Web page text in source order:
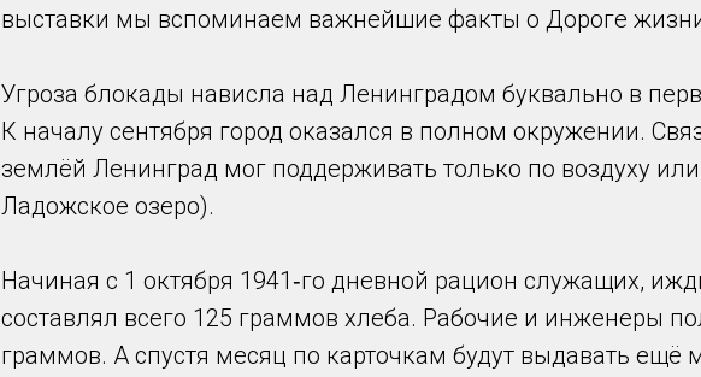
выставки мы вспоминаем важнейшие факты о Дороге
Угроза блокады нависла над Ленинградом буквально в
К началу сентября город оказался в полном окружении.
землёй Ленинград мог поддерживать только по воздуху
Ладожское озеро).
Начиная с 1 октября 1941‑го дневной рацион служащих,
составлял всего 125 граммов хлеба. Рабочие и инженеры
граммов. А спустя месяц по карточкам будут выдавать ещё